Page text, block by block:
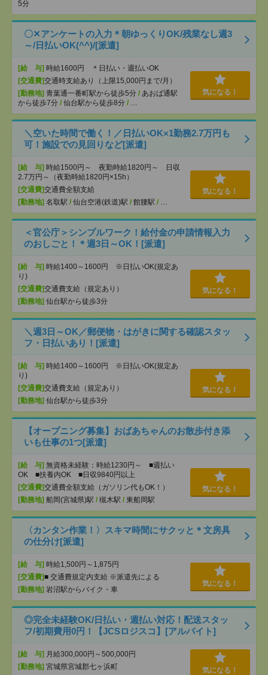
5分
〇✕アンケートの入力＊朝ゆっくりOK/残業なし週3
～/日払いOK(^^)/[派遣]
[給 与] 時給1600円 ＊日払い・週払いOK
[交通費]交通時支給あり（上限15,000円まで/月）
[勤務地] 青葉通一番町駅から徒歩5分 / あおば通駅
から徒歩7分 / 仙台駅から徒歩8分 / …
気になる！
＼空いた時間で働く！／日払いOK×1勤務2.7万円も
可！施設での見回りなど[派遣]
[給 与] 時給1500円～ 夜勤時給1820円～ 日収
2.7万円～（夜勤時給1820円×15h）
[交通費]交通費全額支給
[勤務地] 名取駅 / 仙台空港(鉄道)駅 / 館腰駅 / …
気になる！
＜官公庁＞シンプルワーク！給付金の申請情報入力
のおしごと！＊週3日～OK！[派遣]
[給 与] 時給1400～1600円 ※日払いOK(規定あ
り)
[交通費]交通費支給（規定あり）
[勤務地] 仙台駅から徒歩3分
気になる！
＼週3日～OK／郵便物・はがきに関する確認スタッ
フ・日払いあり！[派遣]
[給 与] 時給1400～1600円 ※日払いOK(規定あ
り)
[交通費]交通費支給（規定あり）
[勤務地] 仙台駅から徒歩3分
気になる！
【オープニング募集】おばあちゃんのお散歩付き添
いも仕事の1つ[派遣]
[給 与] 無資格未経験：時給1230円～ ■週払い
OK ■扶養内OK ■日収9840円以上
[交通費]交通費全額支給（ガソリン代もOK！）
[勤務地] 船岡(宮城県)駅 / 槻木駅 / 東船岡駅
気になる！
〈カンタン作業！〉スキマ時間にサクッと＊文房具
の仕分け[派遣]
[給 与] 時給1,500円～1,875円
[交通費]■ 交通費規定内支給 ※派遣先による
[勤務地] 岩沼駅からバイク・車
気になる！
◎完全未経験OK/日払い・週払い対応！配送スタッ
フ/初期費用0円！【JCSロジスコ】[アルバイト]
[給 与] 月給300,000円～500,000円
[勤務地] 宮城県宮城郡七ヶ浜町 気になる！